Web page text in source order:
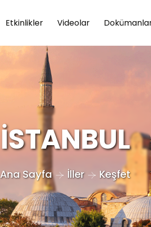
Etkinlikler Videolar
İSTANBUL
Ana Sayfa İller Keşfet